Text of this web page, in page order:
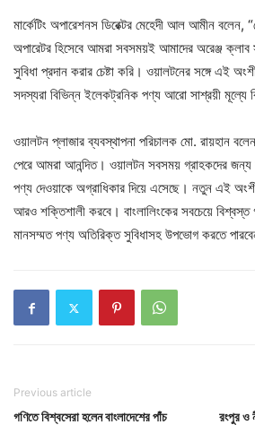
মার্কেটিং অপারেশনস ডিরেক্টর মেহেদী আল আমীন বলেন,
অপারেটর হিসেবে আমরা সবসময়ই আমাদের অরেঞ্জ
সুবিধা প্রদান করার চেষ্টা করি। ওয়ালটনের সঙ্গে এই
সদস্যরা বিভিন্ন ইলেকট্রনিক পণ্য আরো সাশ্রয়ী মূল্যে
ওয়ালটন প্লাজার ব্যবস্থাপনা পরিচালক মো. রায়হান
পেরে আমরা আনন্দিত। ওয়ালটন সবসময় গ্রাহকদের
পণ্য দেওয়াকে অগ্রাধিকার দিয়ে এসেছে। নতুন এই
আরও শক্তিশালী করবে। বাংলালিংকের সবচেয়ে বিশ্বস্ত
মানসম্মত পণ্য অতিরিক্ত সুবিধাসহ উপভোগ করতে
Previous article
গণিতে বিশ্বসেরা হলেন বাংলাদেশের পাঁচ
রংপুর ও